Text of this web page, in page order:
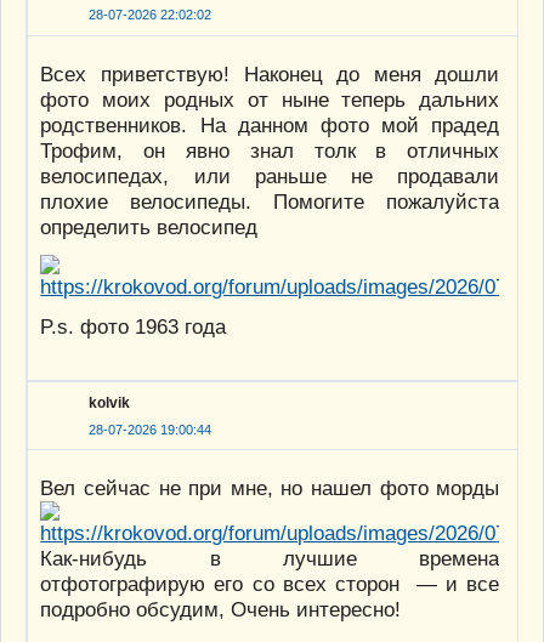
28-07-2026 22:02:02
Всех приветствую! Наконец до меня дошли
фото моих родных от ныне теперь дальних
родственников. На данном фото мой прадед
Трофим, он явно знал толк в отличных
велосипедах, или раньше не продавали
плохие велосипеды. Помогите пожалуйста
определить велосипед
P.s. фото 1963 года
kolvik
28-07-2026 19:00:44
Вел сейчас не при мне, но нашел фото морды
Как-нибудь в лучшие времена
отфотографирую его со всех сторон — и все
подробно обсудим, Очень интересно!